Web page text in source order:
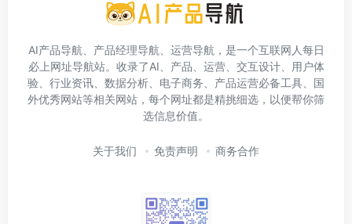
AI产品导航、产品经理导航、运营导航，是一个互联网人每日
必上网址导航站。收录了AI、产品、运营、交互设计、用户体
验、行业资讯、数据分析、电子商务、产品运营必备工具、国
外优秀网站等相关网站，每个网址都是精挑细选，以便帮你筛
选信息价值。
关于我们 免责声明 商务合作